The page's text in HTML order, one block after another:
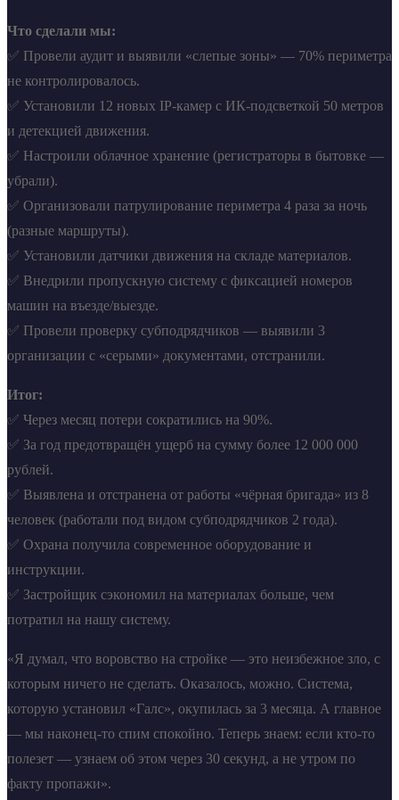
Что сделали мы:
✅ Провели аудит и выявили «слепые зоны» — 70% периметра
не контролировалось.
✅ Установили 12 новых IP-камер с ИК-подсветкой 50 метров
и детекцией движения.
✅ Настроили облачное хранение (регистраторы в бытовке —
убрали).
✅ Организовали патрулирование периметра 4 раза за ночь
(разные маршруты).
✅ Установили датчики движения на складе материалов.
✅ Внедрили пропускную систему с фиксацией номеров
машин на въезде/выезде.
✅ Провели проверку субподрядчиков — выявили 3
организации с «серыми» документами, отстранили.
Итог:
✅ Через месяц потери сократились на 90%.
✅ За год предотвращён ущерб на сумму более 12 000 000
рублей.
✅ Выявлена и отстранена от работы «чёрная бригада» из 8
человек (работали под видом субподрядчиков 2 года).
✅ Охрана получила современное оборудование и
инструкции.
✅ Застройщик сэкономил на материалах больше, чем
потратил на нашу систему.
«Я думал, что воровство на стройке — это неизбежное зло, с
которым ничего не сделать. Оказалось, можно. Система,
которую установил «Галс», окупилась за 3 месяца. А главное
— мы наконец-то спим спокойно. Теперь знаем: если кто-то
полезет — узнаем об этом через 30 секунд, а не утром по
факту пропажи».